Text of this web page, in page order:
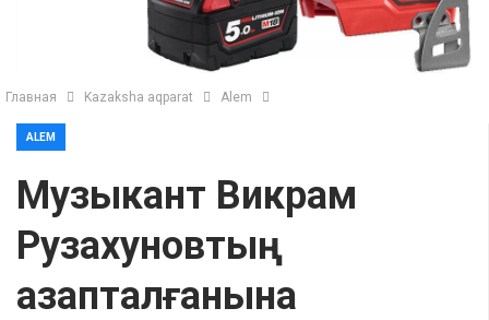
Главная Kazaksha aqparat Alem
ALEM
Музыкант Викрам
Рузахуновтың
азапталғанына